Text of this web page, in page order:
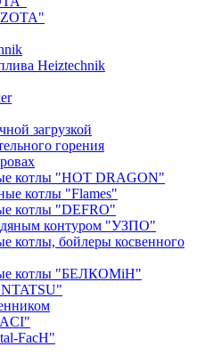
Heiztechnik
загрузкой
горения
котлы "HOT DRAGON"
котлы "Flames"
котлы "DEFRO"
контуром "УЗПО"
котлы, бойлеры косвенного
котлы "БЕЛКОМiН"
FacH"